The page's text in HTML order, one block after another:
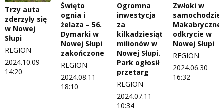
Trzy auta
zderzyły się
w Nowej
Słupi
REGION
2024.10.09
14:20
Święto
ognia i
żelaza – 56.
Dymarki w
Nowej Słupi
zakończone
REGION
2024.08.11
18:10
Ogromna
inwestycja
za
kilkadziesiąt
milionów w
Nowej Słupi.
Park ogłosił
przetarg
REGION
2024.07.11
10:34
Zwłoki w
samochodzie.
Makabryczne
odkrycie w
Nowej Słupi
REGION
2024.06.30
16:32